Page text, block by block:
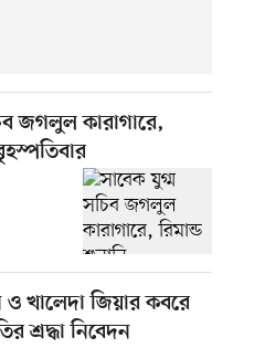
জগলুল কারাগারে,
ও খালেদা জিয়ার কবরে
শ্রদ্ধা নিবেদন